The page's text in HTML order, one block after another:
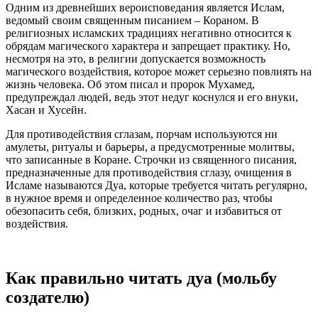
Одним из древнейших вероисповедания является Ислам,
ведомый своим священным писанием – Кораном. В
религиозных исламских традициях негативно относится к
обрядам магического характера и запрещает практику. Но,
несмотря на это, в религии допускается возможность
магического воздействия, которое может серьезно повлиять на
жизнь человека. Об этом писал и пророк Мухамед,
предупреждал людей, ведь этот недуг коснулся и его внуки,
Хасан и Хусейн.
Для противодействия сглазам, порчам используются ни
амулеты, ритуалы и барьеры, а предусмотренные молитвы,
что записанные в Коране. Строчки из священного писания,
предназначенные для противодействия сглазу, очищения в
Исламе называются Дуа, которые требуется читать регулярно,
в нужное время и определенное количество раз, чтобы
обезопасить себя, близких, родных, очаг и избавиться от
воздействия.
Как правильно читать дуа (мольбу
создателю)